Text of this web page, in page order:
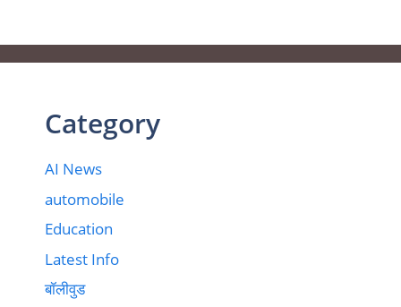
Category
AI News
automobile
Education
Latest Info
बॉलीवुड